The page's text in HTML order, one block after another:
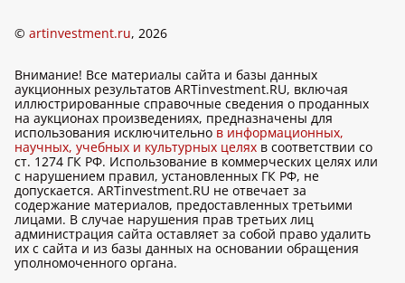
© artinvestment.ru, 2026
Внимание! Все материалы сайта и базы данных
аукционных результатов ARTinvestment.RU, включая
иллюстрированные справочные сведения о проданных
на аукционах произведениях, предназначены для
использования исключительно в информационных,
научных, учебных и культурных целях в соответствии со
ст. 1274 ГК РФ. Использование в коммерческих целях или
с нарушением правил, установленных ГК РФ, не
допускается. ARTinvestment.RU не отвечает за
содержание материалов, предоставленных третьими
лицами. В случае нарушения прав третьих лиц
администрация сайта оставляет за собой право удалить
их с сайта и из базы данных на основании обращения
уполномоченного органа.